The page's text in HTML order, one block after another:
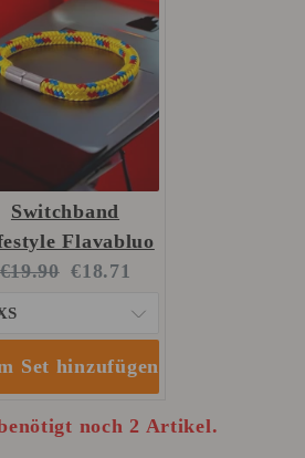
Switchband
Flavabluo
Original
€19.90 Current
€18.71
Set hinzufügen
noch 2 Artikel.